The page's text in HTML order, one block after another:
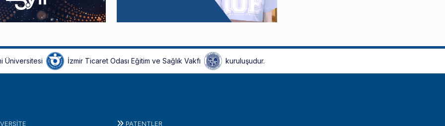
Üniversitesi İzmir Ticaret Odası Eğitim ve Sağlık Vakfı kuruluşudur.
PATENTLER